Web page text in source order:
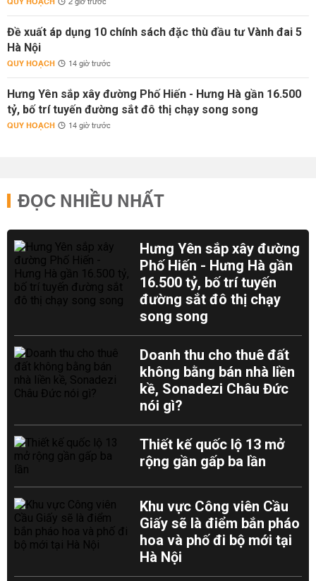
Đề xuất áp dụng 10 chính sách đặc thù đầu tư Vành đai 5
Hà Nội
QUY HOẠCH 14 giờ trước
Hưng Yên sắp xây đường Phố Hiến - Hưng Hà gần 16.500
tỷ, bố trí tuyến đường sắt đô thị chạy song song
QUY HOẠCH 14 giờ trước
ĐỌC NHIỀU NHẤT
Hưng Yên sắp xây đường
Phố Hiến - Hưng Hà gần
16.500 tỷ, bố trí tuyến
đường sắt đô thị chạy
song song
Doanh thu cho thuê đất
không bằng bán nhà liền
kề, Sonadezi Châu Đức
nói gì?
Thiết kế quốc lộ 13 mở
rộng gần gấp ba lần
Khu vực Công viên Cầu
Giấy sẽ là điểm bắn pháo
hoa và phố đi bộ mới tại
Hà Nội